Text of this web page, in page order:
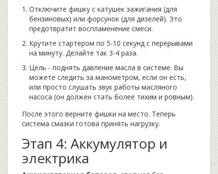
Отключите фишку с катушек зажигания (для
бензиновых) или форсунок (для дизелей). Это
предотвратит воспламенение смеси.
Крутите стартером по 5-10 секунд с перерывами
на минуту. Делайте так 3-4 раза.
Цель - поднять давление масла в системе. Вы
можете следить за манометром, если он есть,
или просто слушать звук работы масляного
насоса (он должен стать более тихим и ровным).
После этого верните фишки на место. Теперь
система смазки готова принять нагрузку.
Этап 4: Аккумулятор и
электрика